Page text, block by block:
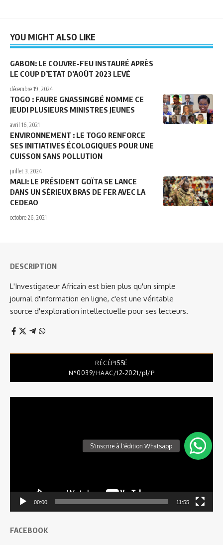
YOU MIGHT ALSO LIKE
GABON: LE COUVRE-FEU INSTAURÉ APRÈS
LE COUP D’ETAT D’AOÛT 2023 LEVÉ
décembre 19, 2024
TOGO : FAURE GNASSINGBÉ NOMME CE
JEUDI PLUSIEURS MINISTRES JEUNES
avril 16, 2021
ENVIRONNEMENT : LE TOGO RENFORCE
SES INITIATIVES ÉCOLOGIQUES POUR UNE
CUISSON SANS POLLUTION
juillet 3, 2024
MALI: LE PRÉSIDENT GOÏTA SE LANCE
DANS UN SÉRIEUX BRAS DE FER AVEC LA
CEDEAO
octobre 26, 2021
DESCRIPTION
L'Investigateur Africain est bien plus qu'un simple
journal d'information en ligne, c'est une véritable
source d'exploration intellectuelle pour ses lecteurs.
RÉCÉPISSÉ
N°0039/HAAC/12-2021/pl/P
00:00 11:55
FACEBOOK